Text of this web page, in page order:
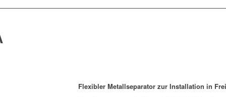
Flexibler Metallseparator zur Installation in